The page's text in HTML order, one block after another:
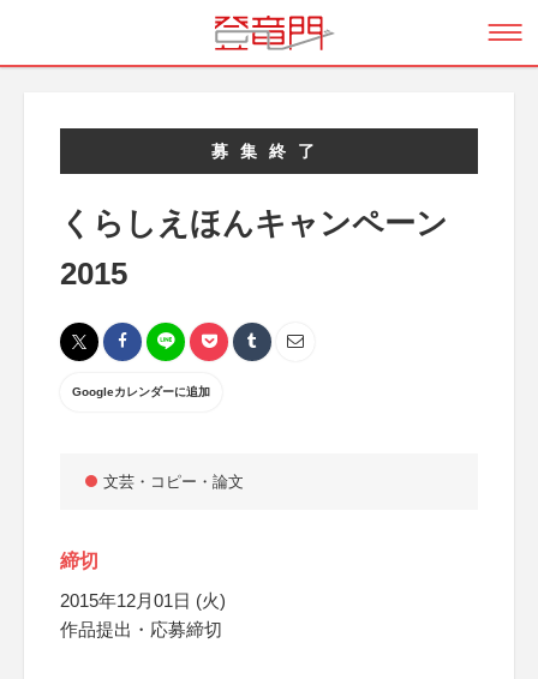
募集終了
くらしえほんキャンペーン
2015
Googleカレンダーに追加
文芸・コピー・論文
締切
2015年12月01日 (火)
作品提出・応募締切